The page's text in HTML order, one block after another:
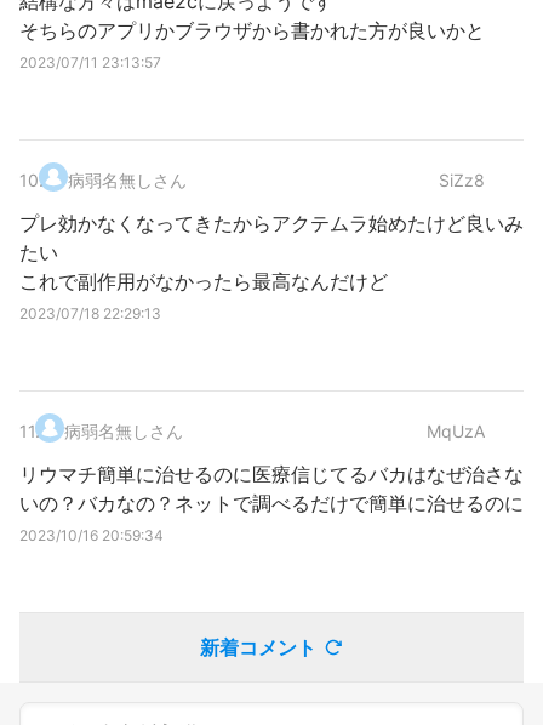
そちらのアプリかブラウザから書かれた方が良いかと
2023/07/11 23:13:57
10. 病弱名無しさん SiZz8
プレ効かなくなってきたからアクテムラ始めたけど良いみ
たい
これで副作用がなかったら最高なんだけど
2023/07/18 22:29:13
11. 病弱名無しさん MqUzA
リウマチ簡単に治せるのに医療信じてるバカはなぜ治さな
いの？バカなの？ネットで調べるだけで簡単に治せるのに
2023/10/16 20:59:34
新着コメント